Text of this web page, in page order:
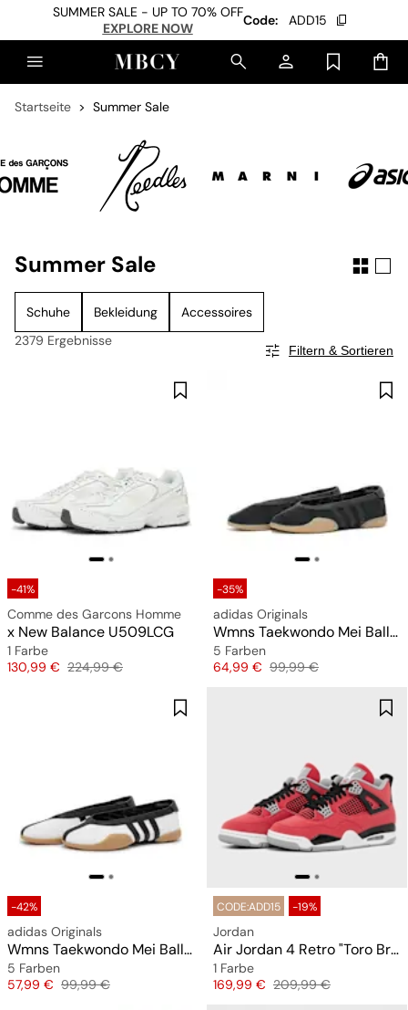
SUMMER SALE - UP TO 70% OFF
EXPLORE NOW
Code: ADD15
Startseite Summer Sale
Summer Sale
Schuhe Bekleidung
Accessoires
2379 Ergebnisse
Filtern & Sortieren
-41%
Comme des Garcons Homme
x New Balance U509LCG
1 Farbe
Preis
130,99 € Originalpreis
224,99 €
-35%
adidas Originals
Wmns Taekwondo Mei Ballet
5 Farben
Preis
64,99 € Originalpreis
99,99 €
-42%
adidas Originals
Wmns Taekwondo Mei Ballet
5 Farben
Preis
57,99 € Originalpreis
99,99 €
CODE:ADD15 -19%
Jordan
Air Jordan 4 Retro "Toro Bravo"
1 Farbe
Preis
169,99 € Originalpreis
209,99 €